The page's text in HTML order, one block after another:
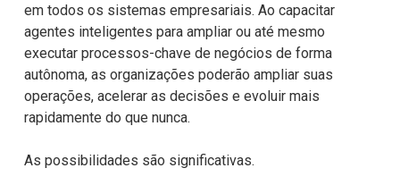
em todos os sistemas empresariais. Ao capacitar
agentes inteligentes para ampliar ou até mesmo
executar processos-chave de negócios de forma
autônoma, as organizações poderão ampliar suas
operações, acelerar as decisões e evoluir mais
rapidamente do que nunca.
As possibilidades são significativas.